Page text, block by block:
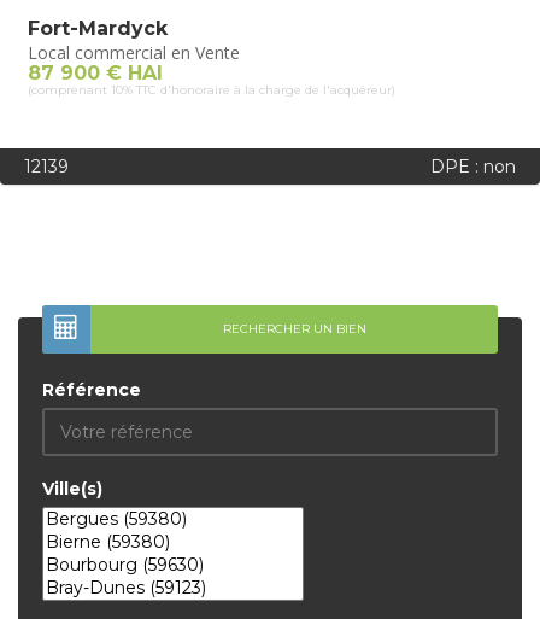
Fort-Mardyck
Local commercial en Vente
87 900 € HAI
(comprenant 10% TTC d'honoraire à la charge de l'acquéreur)
12139 DPE : non
RECHERCHER UN BIEN
Référence
Ville(s)